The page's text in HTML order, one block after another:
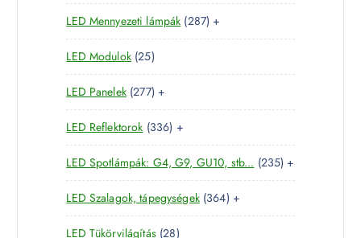
é
k
r
é
e
r
m
k
4
t
e
m
k
LED Mennyezeti lámpák 2872
8
t
r
é
k
+
LED Modulok 252
5
t
e
r
m
é
k
LED Panelek 2772
7
7
t
e
r
m
é
+
LED Reflektorok 3363
3
6
t
e
r
+
LED Spotlámpák: G4, G9, GU10, stb... 2352
3
t
+
LED Szalagok, tápegységek 3643
6
+
LED Tükörvilágítás 282